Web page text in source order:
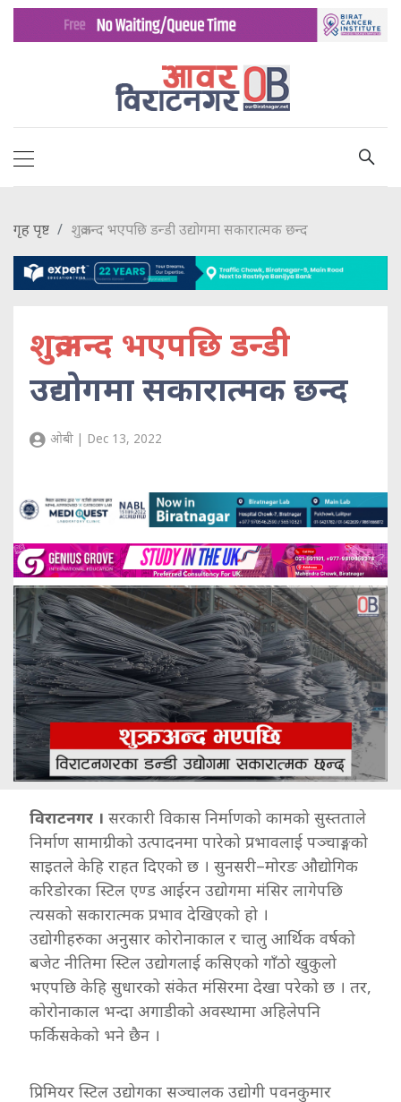
गृह पृष्ट शुक्रअन्द भएपछि डन्डी उद्योगमा सकारात्मक छन्द
शुक्रअन्द भएपछि डन्डी
उद्योगमा सकारात्मक छन्द
ओबी | Dec 13, 2022
विराटनगर । सरकारी विकास निर्माणको कामको सुस्तताले
निर्माण सामाग्रीको उत्पादनमा पारेको प्रभावलाई पञ्चाङ्गको
साइतले केहि राहत दिएको छ । सुनसरी–मोरङ औद्योगिक
करिडोरका स्टिल एण्ड आईरन उद्योगमा मंसिर लागेपछि
त्यसको सकारात्मक प्रभाव देखिएको हो ।
उद्योगीहरुका अनुसार कोरोनाकाल र चालु आर्थिक वर्षको
बजेट नीतिमा स्टिल उद्योगलाई कसिएको गाँठो खुकुलो
भएपछि केहि सुधारको संकेत मंसिरमा देखा परेको छ । तर,
कोरोनाकाल भन्दा अगाडीको अवस्थामा अहिलेपनि
फर्किसकेको भने छैन ।
प्रिमियर स्टिल उद्योगका सञ्चालक उद्योगी पवनकुमार